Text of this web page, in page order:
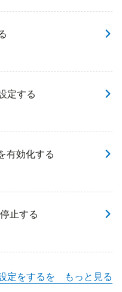
定する
有効化する
止する
定をするを もっと見る